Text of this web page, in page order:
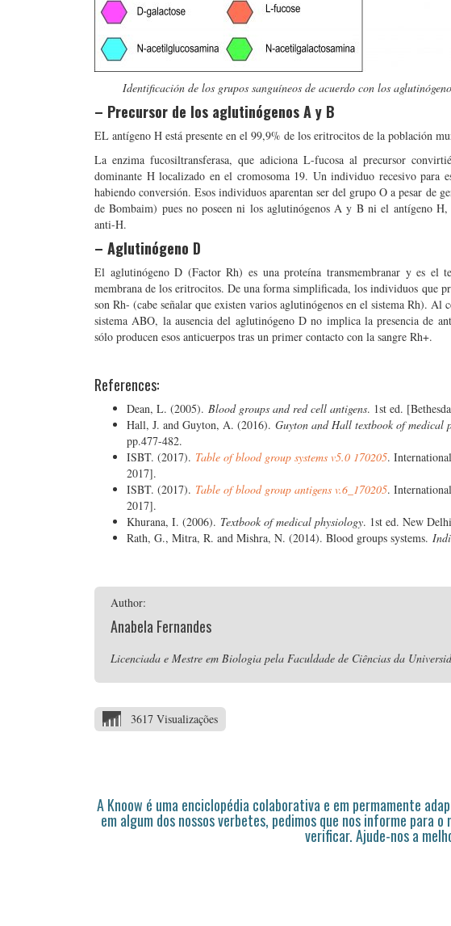
Identificación de los grupos sanguíneos de acuerdo con los
– Precursor de los aglutinógenos A y B
EL antígeno H está presente en el 99,9% de los eritrocitos de la población
La enzima fucosiltransferasa, que adiciona L-fucosa al precursor
dominante H localizado en el cromosoma 19. Un individuo recesivo para
habiendo conversión. Esos individuos aparentan ser del grupo O a pesar de
de Bombaim) pues no poseen ni los aglutinógenos A y B ni el antígeno
anti-H.
– Aglutinógeno D
El aglutinógeno D (Factor Rh) es una proteína transmembranar y es el
membrana de los eritrocitos. De una forma simplificada, los individuos que
son Rh- (cabe señalar que existen varios aglutinógenos en el sistema Rh). Al
sistema ABO, la ausencia del aglutinógeno D no implica la presencia de
sólo producen esos anticuerpos tras un primer contacto con la sangre Rh+.
References:
Dean, L. (2005). Blood groups and red cell antigens. 1st ed.
Hall, J. and Guyton, A. (2016). Guyton and Hall textbook of medical
pp.477-482.
ISBT. (2017). Table of blood group systems v5.0 170205.
2017].
ISBT. (2017). Table of blood group antigens v.6_170205.
2017].
Khurana, I. (2006). Textbook of medical physiology. 1st ed. New
Rath, G., Mitra, R. and Mishra, N. (2014). Blood groups systems.
Author:
Anabela Fernandes
Licenciada e Mestre em Biologia pela Faculdade de Ciências da
3617 Visualizações
A Knoow é uma enciclopédia colaborativa e em permamente
em algum dos nossos verbetes, pedimos que nos informe para o
verificar. Ajude-nos a